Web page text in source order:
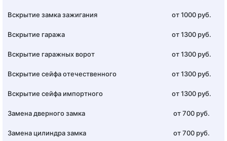
Вскрытие замка зажигания от 1000 руб.
Вскрытие гаража от 1300 руб.
Вскрытие гаражных ворот от 1300 руб.
Вскрытие сейфа отечественного от 1300 руб.
Вскрытие сейфа импортного от 1300 руб.
Замена дверного замка от 700 руб.
Замена цилиндра замка от 700 руб.